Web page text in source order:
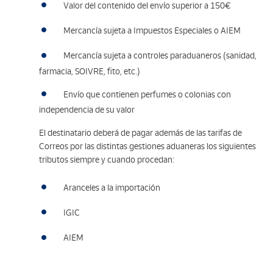
Valor del contenido del envío superior a 150€
Mercancía sujeta a Impuestos Especiales o AIEM
Mercancía sujeta a controles paraduaneros (sanidad,
farmacia, SOIVRE, fito, etc.)
Envío que contienen perfumes o colonias con
independencia de su valor
El destinatario deberá de pagar además de las tarifas de
Correos por las distintas gestiones aduaneras los siguientes
tributos siempre y cuando procedan:
Aranceles a la importación
IGIC
AIEM